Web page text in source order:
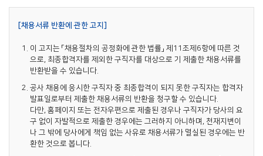
[채용서류 반환에 관한 고지]
이 고지는 「채용절차의 공정화에 관한 법률」 제11조제6항에 따른 것
으로, 최종합격자를 제외한 구직자를 대상으로 기 제출한 채용서류를
반환받을 수 있습니다.
공사 채용에 응시한 구직자 중 최종합격이 되지 못한 구직자는 합격자
발표일로부터 제출한 채용서류의 반환을 청구할 수 있습니다.
다만, 홈페이지 또는 전자우편으로 제출된 경우나 구직자가 당사의 요
구 없이 자발적으로 제출한 경우에는 그러하지 아니하며, 천재지변이
나 그 밖에 당사에게 책임 없는 사유로 채용서류가 멸실된 경우에는 반
환한 것으로 봅니다.